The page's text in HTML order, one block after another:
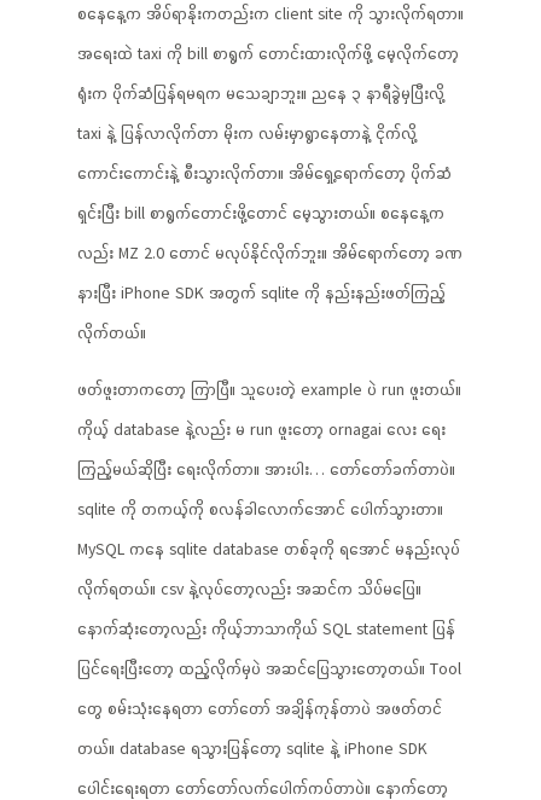
စနေနေ့က အိပ်ရာနိုးကတည်းက client site ကို သွားလိုက်ရတာ။
အရေးထဲ taxi ကို bill စာရွက် တောင်းထားလိုက်ဖို့ မေ့လိုက်တော့
ရုံးက ပိုက်ဆံပြန်ရမရက မသေချာဘူး။ ညနေ ၃ နာရီခွဲမှပြီးလို့
taxi နဲ့ ပြန်လာလိုက်တာ မိုးက လမ်းမှာရွာနေတာနဲ့ ငိုက်လို့
ကောင်းကောင်းနဲ့ စီးသွားလိုက်တာ။ အိမ်ရှေ့ရောက်တော့ ပိုက်ဆံ
ရှင်းပြီး bill စာရွက်တောင်းဖို့တောင် မေ့သွားတယ်။ စနေနေ့က
လည်း MZ 2.0 တောင် မလုပ်နိုင်လိုက်ဘူး။ အိမ်ရောက်တော့ ခဏ
နားပြီး iPhone SDK အတွက် sqlite ကို နည်းနည်းဖတ်ကြည့်
လိုက်တယ်။
ဖတ်ဖူးတာကတော့ ကြာပြီ။ သူပေးတဲ့ example ပဲ run ဖူးတယ်။
ကိုယ့် database နဲ့လည်း မ run ဖူးတော့ ornagai လေး ရေး
ကြည့်မယ်ဆိုပြီး ရေးလိုက်တာ။ အားပါး… တော်တော်ခက်တာပဲ။
sqlite ကို တကယ့်ကို စလန်ခါလောက်အောင် ပေါက်သွားတာ။
MySQL ကနေ sqlite database တစ်ခုကို ရအောင် မနည်းလုပ်
လိုက်ရတယ်။ csv နဲ့လုပ်တော့လည်း အဆင်က သိပ်မပြေ။
နောက်ဆုံးတော့လည်း ကိုယ့်ဘာသာကိုယ် SQL statement ပြန်
ပြင်ရေးပြီးတော့ ထည့်လိုက်မှပဲ အဆင်ပြေသွားတော့တယ်။ Tool
တွေ စမ်းသုံးနေရတာ တော်တော် အချိန်ကုန်တာပဲ အဖတ်တင်
တယ်။ database ရသွားပြန်တော့ sqlite နဲ့ iPhone SDK
ပေါင်းရေးရတာ တော်တော်လက်ပေါက်ကပ်တာပဲ။ နောက်တော့